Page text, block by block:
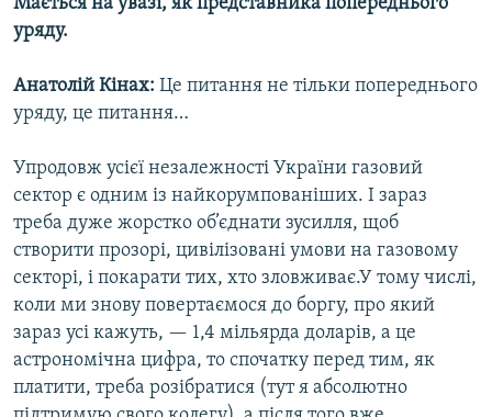
уряду.
Анатолій Кінах: Це питання не тільки попереднього
уряду, це питання…
Упродовж усієї незалежності України газовий
сектор є одним із найкорумпованіших. І зараз
треба дуже жорстко об’єднати зусилля, щоб
створити прозорі, цивілізовані умови на газовому
секторі, і покарати тих, хто зловживає.У тому числі,
коли ми знову повертаємося до боргу, про який
зараз усі кажуть, — 1,4 мільярда доларів, а це
астрономічна цифра, то спочатку перед тим, як
платити, треба розібратися (тут я абсолютно